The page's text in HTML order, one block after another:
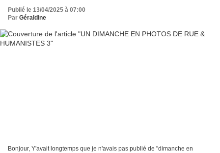
Publié le 13/04/2025 à 07:00
Par Géraldine
Bonjour, Y'avait longtemps que je n'avais pas publié de "dimanche en